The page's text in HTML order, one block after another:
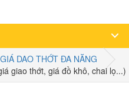
GIÁ DAO THỚT ĐA NĂNG
giao thớt, giá đồ khô, chai lọ...)